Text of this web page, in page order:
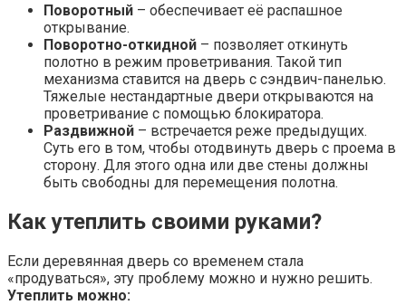
Поворотный – обеспечивает её распашное
открывание.
Поворотно-откидной – позволяет откинуть
полотно в режим проветривания. Такой тип
механизма ставится на дверь с сэндвич-панелью.
Тяжелые нестандартные двери открываются на
проветривание с помощью блокиратора.
Раздвижной – встречается реже предыдущих.
Суть его в том, чтобы отодвинуть дверь с проема в
сторону. Для этого одна или две стены должны
быть свободны для перемещения полотна.
Как утеплить своими руками?
Если деревянная дверь со временем стала
«продуваться», эту проблему можно и нужно решить.
Утеплить можно: